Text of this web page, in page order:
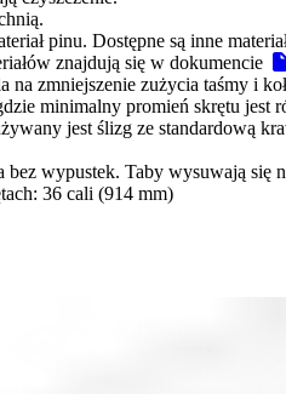
pinu. Dostępne są inne
znajdują się w dokumencie
zmniejszenie zużycia taśmy i
minimalny promień skrętu
jest ślizg ze standardową
bez wypustek. Taby wysuwają
36 cali (914 mm)